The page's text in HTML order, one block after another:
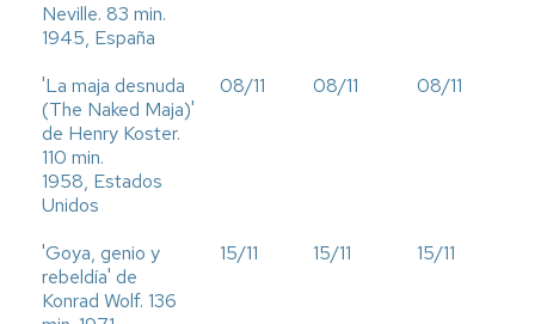
Neville. 83 min.
1945, España
'La maja desnuda
(The Naked Maja)'
de Henry Koster.
110 min.
1958, Estados
Unidos
08/11 08/11 08/11
'Goya, genio y
rebeldía' de
Konrad Wolf. 136
15/11 15/11 15/11